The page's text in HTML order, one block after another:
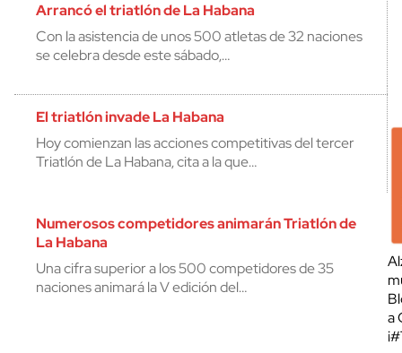
Arrancó el triatlón de La Habana
Con la asistencia de unos 500 atletas de 32 naciones
se celebra desde este sábado,…
El triatlón invade La Habana
Hoy comienzan las acciones competitivas del tercer
Triatlón de La Habana, cita a la que…
Numerosos competidores animarán Triatlón de
La Habana
Una cifra superior a los 500 competidores de 35
naciones animará la V edición del…
a